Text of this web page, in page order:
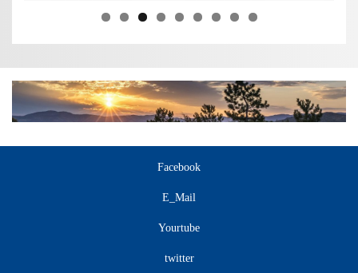
Facebook
E_Mail
Yourtube
twitter